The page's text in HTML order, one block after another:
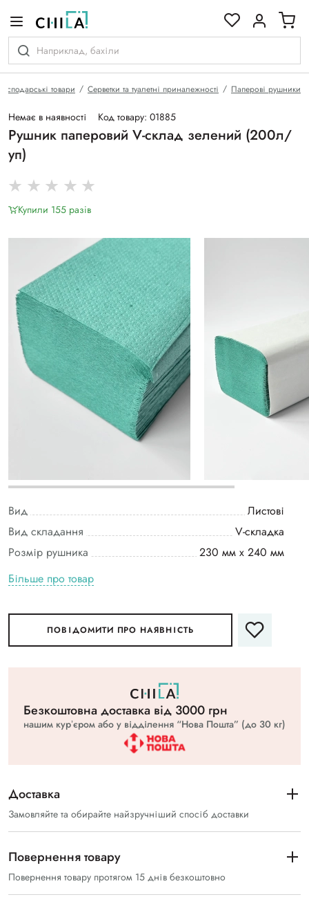
Господарські товари Серветки та туалетні приналежності Паперові рушники
Немає в наявності Код товару: 01885
Рушник паперовий V-склад зелений (200л/
уп)
Купили 155 разiв
Вид
Листові
Вид складання
V-складка
Розмір рушника
230 мм х 240 мм
Більше про товар
ПОВІДОМИТИ ПРО НАЯВНІСТЬ
Безкоштовна доставка вiд 3000 грн
нашим курʼєром або у відділення “Нова Пошта” (до 30 кг)
Доставка
Замовляйте та обирайте найзручніший спосіб доставки
Повернення товару
Повернення товару протягом 15 днів безкоштовно
гамі